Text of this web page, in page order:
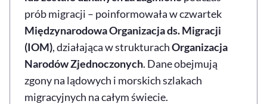
prób migracji – poinformowała w czwartek
Międzynarodowa Organizacja ds. Migracji
(IOM), działająca w strukturachOrganizacja
Narodów Zjednoczonych. Dane obejmują
zgony na lądowych i morskich szlakach
migracyjnych na całym świecie.